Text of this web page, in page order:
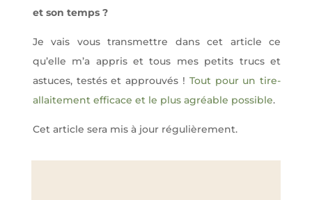
et son temps ?
Je vais vous transmettre dans cet article ce
qu’elle m’a appris et tous mes petits trucs et
astuces, testés et approuvés ! Tout pour un tire-
allaitement efficace et le plus agréable possible.
Cet article sera mis à jour régulièrement.